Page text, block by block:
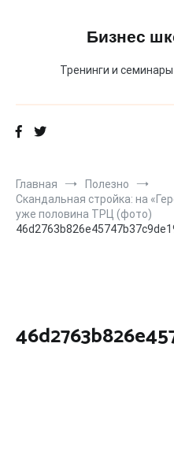
Бизнес
Тренинги и
Главная
Полезно
Скандальная стройка: на
уже половина ТРЦ (фото)